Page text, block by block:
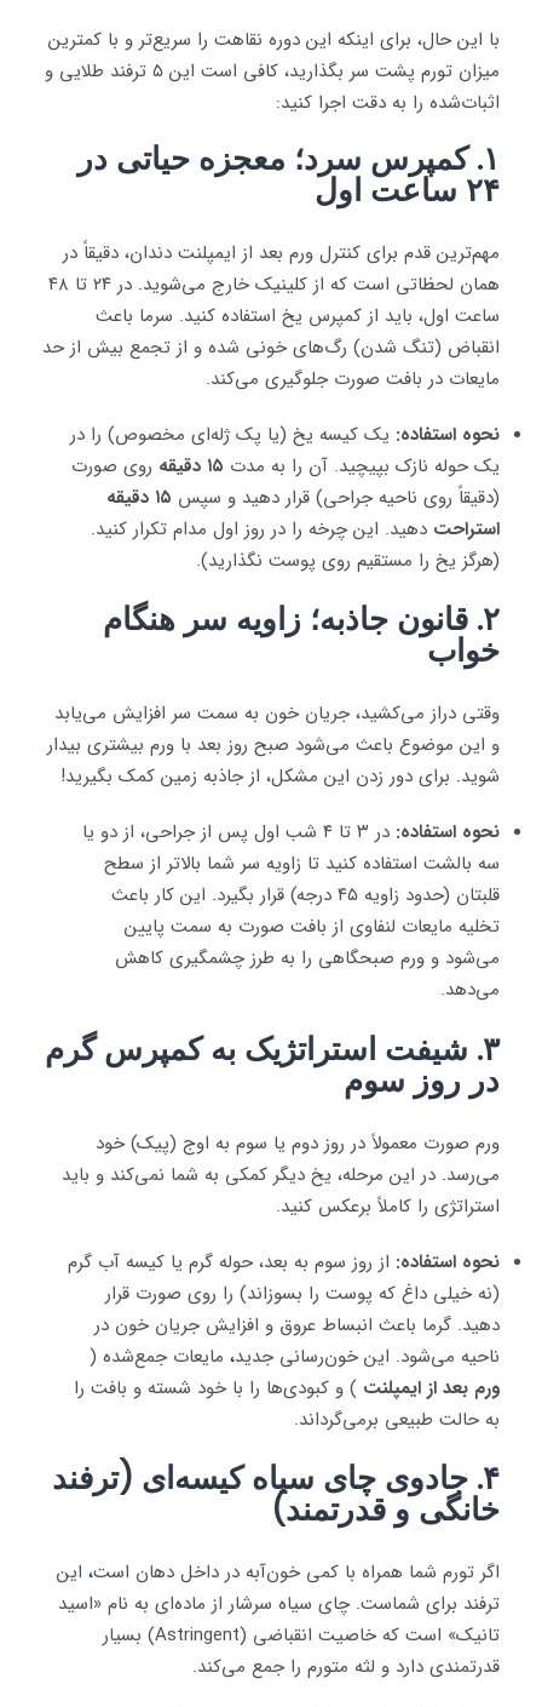
با این حال، برای اینکه این دوره نقاهت را سریع‌تر و با کمترین
میزان تورم پشت سر بگذارید، کافی است این ۵ ترفند طلایی و
اثبات‌شده را به دقت اجرا کنید:
۱. کمپرس سرد؛ معجزه حیاتی در
۲۴ ساعت اول
مهم‌ترین قدم برای کنترل ورم بعد از ایمپلنت دندان، دقیقاً در
همان لحظاتی است که از کلینیک خارج می‌شوید.
در ۲۴ تا ۴۸
ساعت اول، باید از کمپرس یخ استفاده کنید. سرما باعث
انقباض (تنگ شدن) رگ‌های خونی شده و از تجمع بیش از حد
مایعات در بافت صورت جلوگیری می‌کند.
نحوه استفاده: یک کیسه یخ (یا پک ژله‌ای مخصوص) را در
یک حوله نازک بپیچید. آن را به مدت ۱۵ دقیقه
روی صورت
(دقیقاً روی ناحیه جراحی) قرار دهید و سپس
۱۵ دقیقه
استراحت دهید. این چرخه را در روز اول مدام تکرار کنید.
(هرگز یخ را مستقیم روی پوست نگذارید).
۲. قانون جاذبه؛ زاویه سر هنگام
خواب
وقتی دراز می‌کشید، جریان خون به سمت سر افزایش می‌یابد
و این موضوع باعث می‌شود صبح روز بعد با ورم بیشتری بیدار
شوید. برای دور زدن این مشکل، از جاذبه زمین کمک بگیرید!
نحوه استفاده:
در ۳ تا ۴ شب اول پس از جراحی، از دو یا
سه بالشت استفاده کنید تا زاویه سر شما بالاتر از سطح
قلبتان (حدود زاویه ۴۵ درجه) قرار بگیرد
. این کار باعث
تخلیه مایعات لنفاوی از بافت صورت به سمت پایین
می‌شود و ورم صبحگاهی را به طرز چشمگیری کاهش
می‌دهد.
۳. شیفت استراتژیک به کمپرس گرم
در روز سوم
ورم صورت معمولاً در روز دوم یا سوم به اوج (پیک) خود
می‌رسد. در این مرحله، یخ دیگر کمکی به شما نمی‌کند و باید
استراتژی را کاملاً برعکس کنید.
نحوه استفاده: از روز سوم به بعد، حوله گرم یا کیسه آب گرم
(نه خیلی داغ که پوست را بسوزاند) را روی صورت قرار
دهید. گرما باعث انبساط عروق و افزایش جریان خون در
ناحیه می‌شود. این خون‌رسانی جدید، مایعات جمع‌شده (
ورم بعد از ایمپلنت ) و کبودی‌ها را با خود شسته و بافت را
به حالت طبیعی برمی‌گرداند.
۴. جادوی چای سیاه کیسه‌ای (ترفند
خانگی و قدرتمند)
اگر تورم شما همراه با کمی خون‌آبه در داخل دهان است، این
ترفند برای شماست. چای سیاه سرشار از ماده‌ای به نام «اسید
تانیک» است که خاصیت انقباضی (Astringent) بسیار
قدرتمندی دارد و لثه متورم را جمع می‌کند.